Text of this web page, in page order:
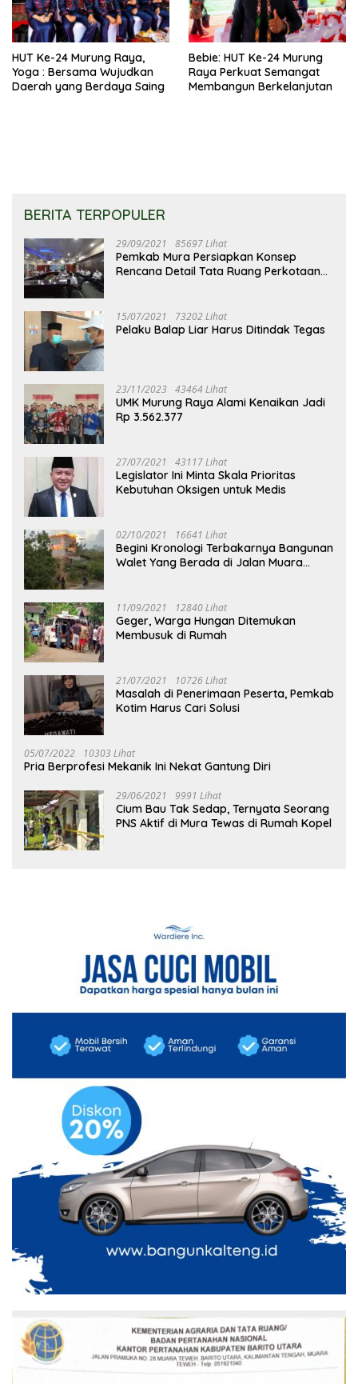
HUT Ke-24 Murung Raya,
Yoga : Bersama Wujudkan
Daerah yang Berdaya Saing
Bebie: HUT Ke-24 Murung
Raya Perkuat Semangat
Membangun Berkelanjutan
BERITA TERPOPULER
29/09/2021 85697 Lihat
Pemkab Mura Persiapkan Konsep
Rencana Detail Tata Ruang Perkotaan
15/07/2021 73202 Lihat
Pelaku Balap Liar Harus Ditindak Tegas
23/11/2023 43464 Lihat
UMK Murung Raya Alami Kenaikan Jadi
Rp 3.562.377
27/07/2021 43117 Lihat
Legislator Ini Minta Skala Prioritas
Kebutuhan Oksigen untuk Medis
02/10/2021 16641 Lihat
Begini Kronologi Terbakarnya Bangunan
Walet Yang Berada di Jalan Muara
11/09/2021 12840 Lihat
Geger, Warga Hungan Ditemukan
Membusuk di Rumah
21/07/2021 10726 Lihat
Masalah di Penerimaan Peserta, Pemkab
Kotim Harus Cari Solusi
05/07/2022 10303 Lihat
Pria Berprofesi Mekanik Ini Nekat Gantung Diri
29/06/2021 9991 Lihat
Cium Bau Tak Sedap, Ternyata Seorang
PNS Aktif di Mura Tewas di Rumah Kopel